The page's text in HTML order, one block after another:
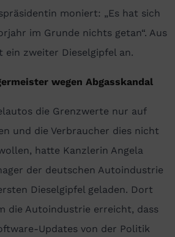
moniert: „Es hat sich
im Grunde nichts getan“. Aus
ein zweiter Dieselgipfel an.
wegen Abgasskandal
die Grenzwerte nur auf
und die Verbraucher dies nicht
hatte Kanzlerin Angela
der deutschen Autoindustrie
Dieselgipfel geladen. Dort
die Autoindustrie erreicht, dass
Updates von der Politik